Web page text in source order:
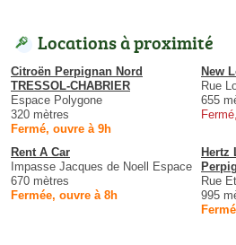
Locations à proximité
Citroën Perpignan Nord
TRESSOL-CHABRIER
Espace Polygone
320 mètres
Fermé, ouvre à 9h
New
Rue
655
Rent A Car
Impasse Jacques de Noell Espace
670 mètres
Fermée, ouvre à 8h
Hertz
Rue
995